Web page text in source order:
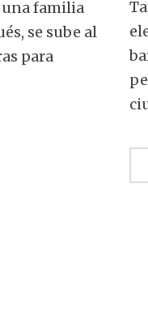
familia
se sube al
para